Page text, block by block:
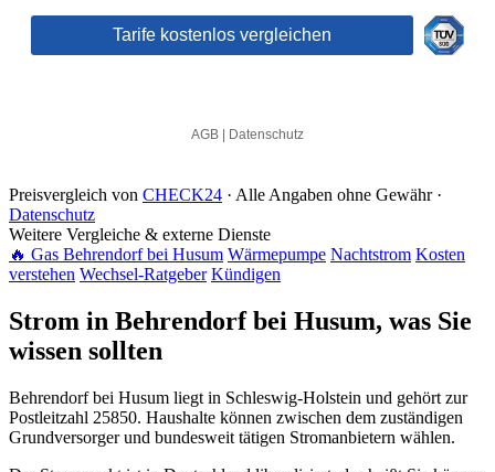
Preisvergleich von CHECK24 · Alle Angaben ohne Gewähr ·
Datenschutz
Weitere Vergleiche & externe Dienste
🔥 Gas Behrendorf bei Husum Wärmepumpe Nachtstrom Kosten
verstehen Wechsel-Ratgeber Kündigen
Strom in Behrendorf bei Husum, was Sie
wissen sollten
Behrendorf bei Husum liegt in Schleswig-Holstein und gehört zur
Postleitzahl 25850. Haushalte können zwischen dem zuständigen
Grundversorger und bundesweit tätigen Stromanbietern wählen.